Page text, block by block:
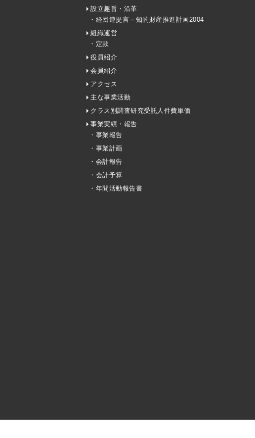
設立趣旨・沿革
・経団連提言－知的財産推進計画2004
組織運営
・定款
役員紹介
会員紹介
アクセス
主な事業活動
クラス別調査研究受託人件費単価
事業実績・報告
・事業報告
・事業計画
・会計報告
・会計予算
・年間活動報告書